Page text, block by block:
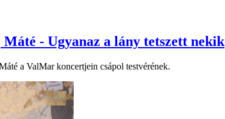
- Ugyanaz a lány tetszett nekik
a ValMar koncertjein csápol testvérének.